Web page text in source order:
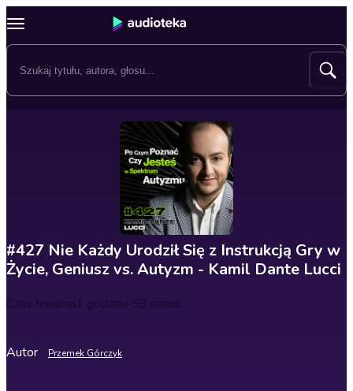
#427 Nie Każdy Urodził Się z Instrukcją Gry w
Życie, Geniusz vs. Autyzm - Kamil Dante Lucci
Czas trwania1 godzina 59 minut
Autor Przemek Górczyk